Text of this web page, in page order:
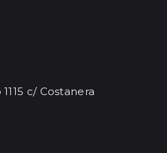
c/ Costanera